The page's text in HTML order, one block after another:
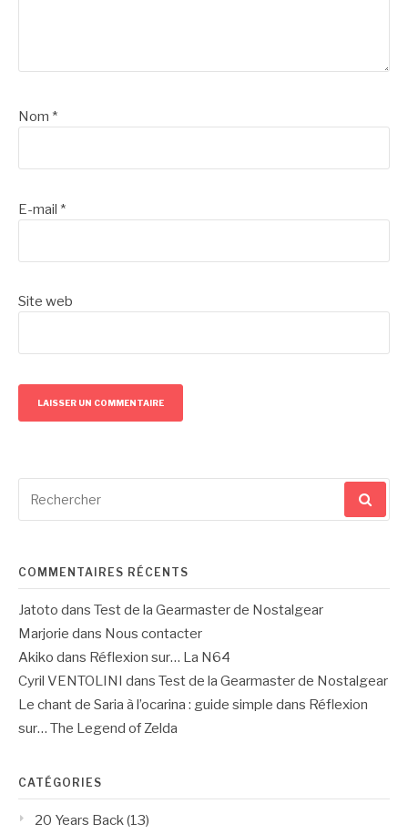
Nom *
E-mail *
Site web
pour
COMMENTAIRES RÉCENTS
Jatoto dans Test de la Gearmaster de Nostalgear
Marjorie dans Nous contacter
Akiko dans Réflexion sur… La N64
Cyril VENTOLINI
dans Test de la Gearmaster de Nostalgear
Le chant de Saria à l’ocarina : guide simple dans Réflexion
sur… The Legend of Zelda
CATÉGORIES
20 Years Back(13)